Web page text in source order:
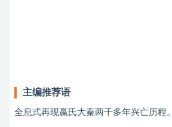
主编推荐语
全息式再现嬴氏大秦两千多年兴亡历程。